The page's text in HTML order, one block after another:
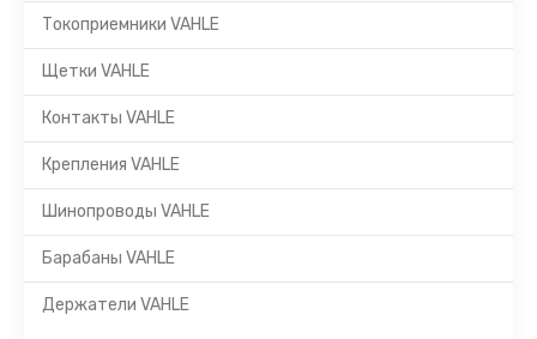
Токоприемники VAHLE
Щетки VAHLE
Контакты VAHLE
Крепления VAHLE
Шинопроводы VAHLE
Барабаны VAHLE
Держатели VAHLE